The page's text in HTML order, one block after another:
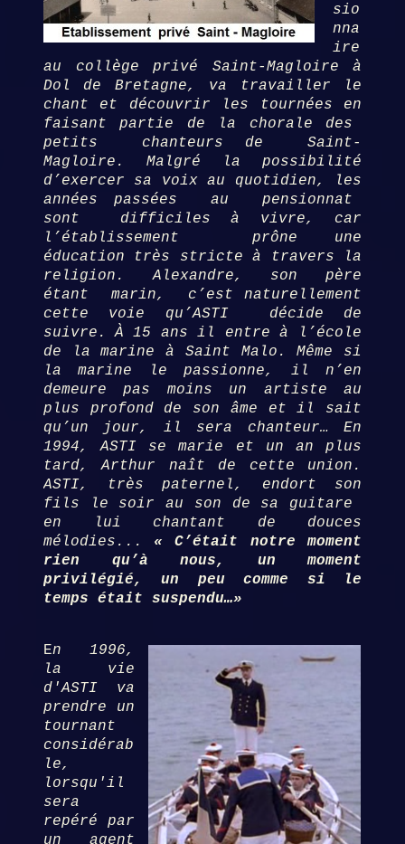
sio
nna
ire
au collège privé Saint-Magloire à
Dol de Bretagne, va travailler le
chant et découvrir les tournées en
faisant partie de la chorale des
petits chanteurs de Saint-
Magloire. Malgré la possibilité
d’exercer sa voix au quotidien, les
années passées au pensionnat
sont difficiles à vivre, car
l’établissement prône une
éducation très stricte à travers la
religion. Alexandre, son père
étant marin, c’est naturellement
cette voie qu’ASTI décide de
suivre.
À 15 ans il entre à l’école
de la marine à Saint Malo. Même si
la marine le passionne, il n’en
demeure pas moins un artiste au
plus profond de son âme et il sait
qu’un jour, il sera chanteur… En
1994, ASTI se marie et un an plus
tard, Arthur naît de cette union.
ASTI, très paternel, endort son
fils le soir au son de sa guitare
en lui chantant de douces
mélodies...
« C’était notre moment
rien qu’à nous, un moment
privilégié, un peu comme si le
temps était suspendu…»
En 1996,
la vie
d'ASTI va
prendre un
tournant
considérab
le,
lorsqu'il
sera
repéré par
un agent